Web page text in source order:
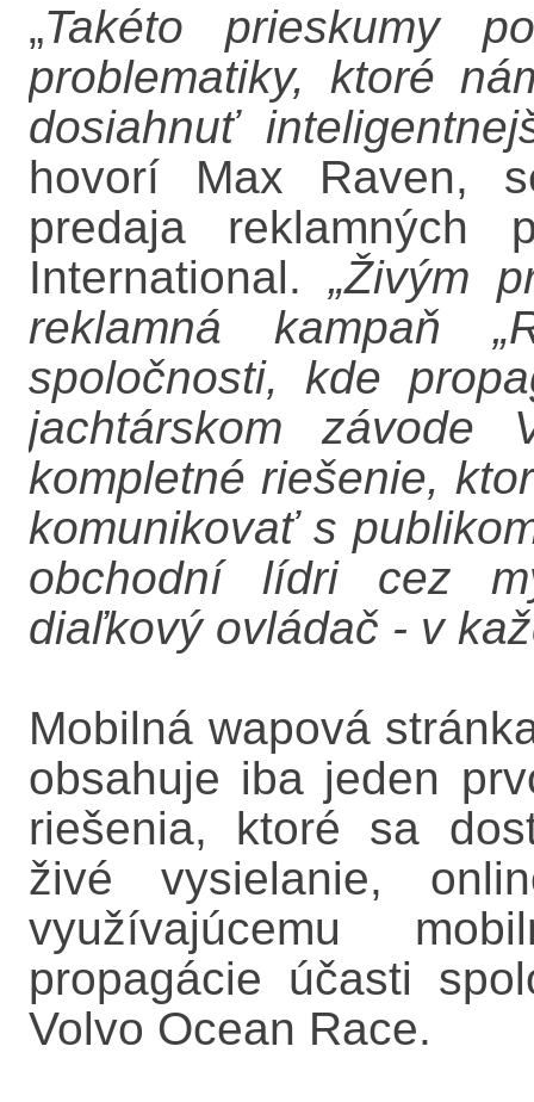
„Takéto prieskumy
problematiky, ktoré
dosiahnuť
hovorí Max Raven,
predaja reklamných
International. „Živým
reklamná kampaň
spoločnosti, kde
jachtárskom
kompletné riešenie,
komunikovať s
obchodní lídri cez
diaľkový ovládač - v
Mobilná wapová
obsahuje iba jeden
riešenia, ktoré sa
živé vysielanie,
využívajúcemu
propagácie účasti
Volvo Ocean Race.